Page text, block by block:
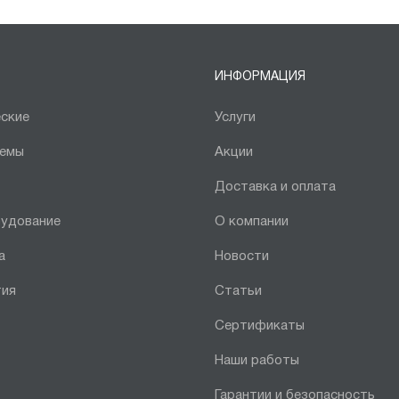
ИНФОРМАЦИЯ
Услуги
Акции
Доставка и оплата
О компании
Новости
Статьи
Сертификаты
Наши работы
Гарантии и безопасность